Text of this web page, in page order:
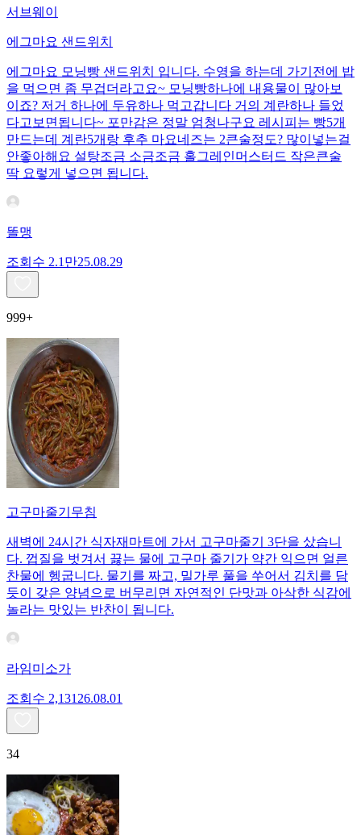
서브웨이
에그마요 샌드위치
에그마요 모닝빵 샌드위치 입니다. 수영을 하는데 가기전에 밥
을 먹으면 좀 무겁더라고요~ 모닝빵하나에 내용물이 많아보
이죠? 저거 하나에 두유하나 먹고갑니다 거의 계란하나 들었
다고보면됩니다~ 포만감은 정말 엄청나구요 레시피는 빵5개
만드는데 계란5개랑 후추 마요네즈는 2큰술정도? 많이넣는걸
안좋아해요 설탕조금 소금조금 홀그레인머스터드 작은큰술
딱 요렇게 넣으면 됩니다.
똘맹
조회수 2.1만25.08.29
999+
고구마줄기무침
새벽에 24시간 식자재마트에 가서 고구마줄기 3단을 샀습니
다. 껍질을 벗겨서 끓는 물에 고구마 줄기가 약간 익으면 얼른
찬물에 헹굽니다. 물기를 짜고, 밀가루 풀을 쑤어서 김치를 담
듯이 갖은 양념으로 버무리면 자연적인 단맛과 아삭한 식감에
놀라는 맛있는 반찬이 됩니다.
라임미소가
조회수 2,131 26.08.01
34